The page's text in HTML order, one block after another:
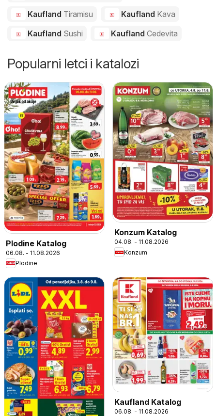
Kaufland Tiramisu Kaufland Kava
Kaufland Sushi Kaufland Cedevita
Popularni letci i katalozi
Plodine Katalog
06.08. - 11.08.2026
Plodine
Konzum Katalog
04.08. - 11.08.2026
Konzum
Kaufland Katalog
06.08. - 11.08.2026